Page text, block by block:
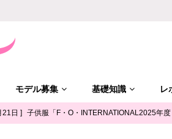
モデル募集 基礎知識 レ
21日 ] 子供服「F・O・INTERNATIONAL2025年